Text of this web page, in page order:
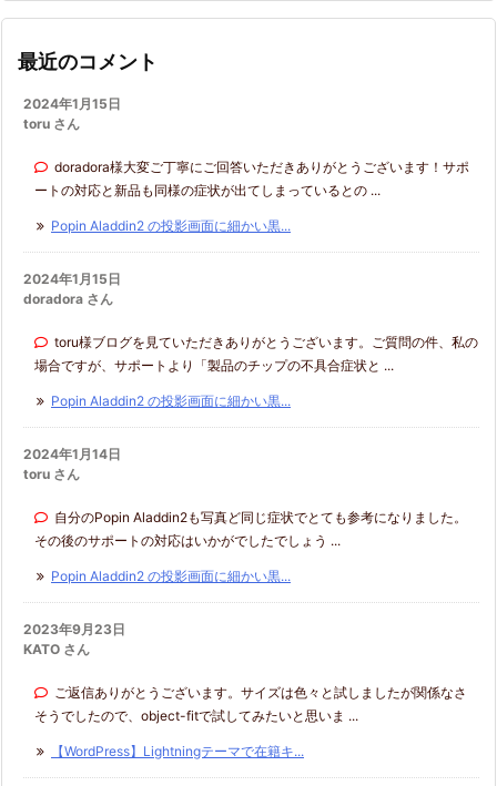
リ
最近のコメント
2024年1月15日
toru さん
doradora様大変ご丁寧にご回答いただきありがとうございます！サポ
ートの対応と新品も同様の症状が出てしまっているとの ...
Popin Aladdin2 の投影画面に細かい黒...
2024年1月15日
doradora さん
toru様ブログを見ていただきありがとうございます。ご質問の件、私の
場合ですが、サポートより「製品のチップの不具合症状と ...
Popin Aladdin2 の投影画面に細かい黒...
2024年1月14日
toru さん
自分のPopin Aladdin2も写真ど同じ症状でとても参考になりました。
その後のサポートの対応はいかがでしたでしょう ...
Popin Aladdin2 の投影画面に細かい黒...
2023年9月23日
KATO さん
ご返信ありがとうございます。サイズは色々と試しましたが関係なさ
そうでしたので、object-fitで試してみたいと思いま ...
【WordPress】Lightningテーマで在籍キ...